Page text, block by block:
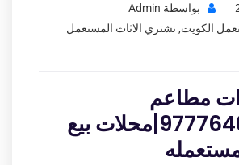
بواسطة Admin
الكويت, نشتري الاثاث المستعمل
مطاعم
الكويت97776408|محلات بيع